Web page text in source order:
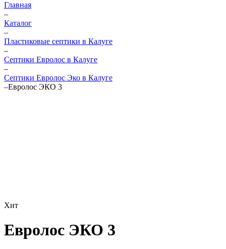
Главная
–
Каталог
–
Пластиковые септики в Калуге
–
Септики Евролос в Калуге
–
Септики Евролос Эко в Калуге
–Евролос ЭКО 3
Хит
Евролос ЭКО 3